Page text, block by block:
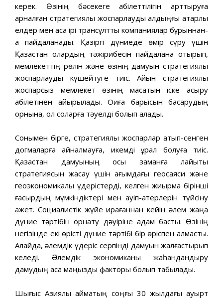
керек. Өзiнің бəсекеге қабiлеттілігiн арттыруға
арналған стратегиялық жоспарлауды алдыңғы қатарлы
елдер мен аса iрi трансұлттық компаниялар бұрыннан-
ақ пайдаланады. Қазiргi дүниеде өмiр сүру үшiн
Қазақстан олардың тəжiрибесiн пайдалана отырып,
мемлекеттiң рөлiн жəне өзiнiң дамуын стратегиялық
жоспарлауды күшейтуге тиiс. Айқын стратегиялық
жоспарсыз мемлекет өзiнің мақсатын iске асыру
қабiлетiнен айырылады. Оқиға барысын басқарудың
орнына, ол соларға тəуелдi болып қалады.
Сонымен бiрге, стратегиялық жоспарлар қатып-сенген
догмаларға айналмауға, икемдi құрал болуға тиiс.
Қазақстан дамуының осы заманға лайықты
стратегиясын жасау үшiн ағымдағы геосаяси жəне
геоэкономикалық үдерістердi, келген жиырма бiрiншi
ғасырдың мүмкiндiктерi мен қауiп-қатерлерiн түйсiну
қажет. Социалистiк жүйе қирағаннан кейiн əлем жаңа
дүние тəртiбiн орнату дəуiрiне қадам басты. Өзiнің
негiзiнде екi өрiстi дүние тəртiбi бiр өрiспен алмасты.
Алайда, əлемдiк үдеріс серпiндi дамуын жалғастырып
келедi. Əлемдiк экономиканы жаһандандыру
дамудың аса маңызды факторы болып табылады.
Шығыс Азиялық аймақтың соңғы 30 жылдағы қауырт